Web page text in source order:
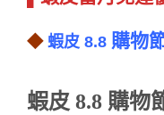
◆ 蝦皮 8.8 購物
蝦皮 8.8 購物